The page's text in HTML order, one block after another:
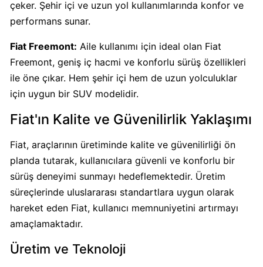
Kimin
Sahibi
Boykot
mu?
Nestle
Kimin
Sahibi
Kim?
Nesquik
boykot
mu?
Kimin
çeker. Şehir içi ve uzun yol kullanımlarında konfor ve
performans sunar.
Fiat Freemont: Aile kullanımı için ideal olan Fiat
Freemont, geniş iç hacmi ve konforlu sürüş özellikleri
ile öne çıkar. Hem şehir içi hem de uzun yolculuklar
için uygun bir SUV modelidir.
Fiat'ın Kalite ve Güvenilirlik Yaklaşımı
Fiat, araçlarının üretiminde kalite ve güvenilirliği ön
planda tutarak, kullanıcılara güvenli ve konforlu bir
sürüş deneyimi sunmayı hedeflemektedir. Üretim
süreçlerinde uluslararası standartlara uygun olarak
hareket eden Fiat, kullanıcı memnuniyetini artırmayı
amaçlamaktadır.
Üretim ve Teknoloji